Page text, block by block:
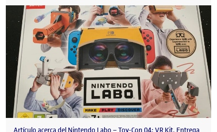
Artículo acerca del Nintendo Labo – Toy-Con 04: VR Kit. Entrega